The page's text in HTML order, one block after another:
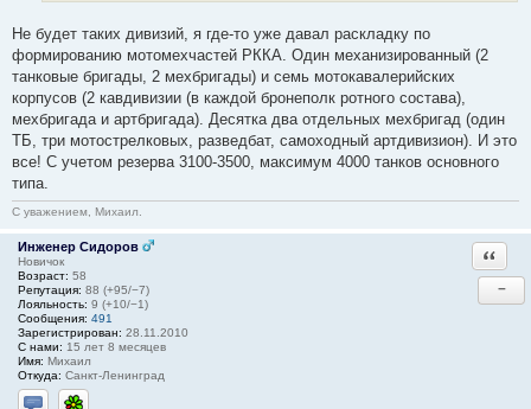
Не будет таких дивизий, я где-то уже давал раскладку по
формированию мотомехчастей РККА. Один механизированный (2
танковые бригады, 2 мехбригады) и семь мотокавалерийских
корпусов (2 кавдивизии (в каждой бронеполк ротного состава),
мехбригада и артбригада). Десятка два отдельных мехбригад (один
ТБ, три мотострелковых, разведбат, самоходный артдивизион). И это
все! С учетом резерва 3100-3500, максимум 4000 танков основного
типа.
С уважением, Михаил.
Инженер Сидоров
Новичок
Возраст: 58
Репутация: 88 (+95/−7)
Лояльность: 9 (+10/−1)
Сообщения: 491
Зарегистрирован: 28.11.2010
С нами: 15 лет 8 месяцев
Имя: Михаил
Откуда: Санкт-Ленинград
−